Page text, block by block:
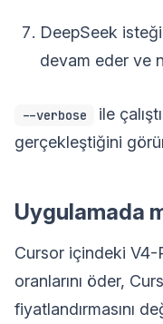
DeepSeek
devam eder ve
--verbose
ile
gerçekleştiğini
Uygulamada
Cursor içindeki
oranlarını öder,
fiyatlandırmasını